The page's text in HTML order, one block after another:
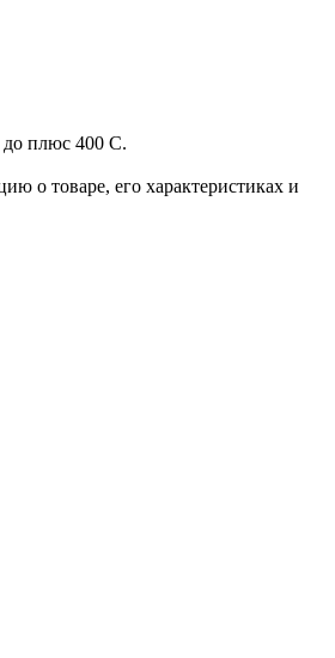
до плюс 400 С.
о товаре, его характеристиках и